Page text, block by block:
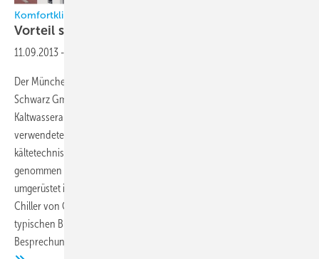
Komfortklimatisierung mit Kältemittel Ammoniak
Vorteil statt
11.09.2013 -
Der Münchener Spezialist für drahtlose Kommunikation Rohde &
Schwarz GmbH & Co. KG entschied sich 2011 für eine erste
Kaltwasseranlage auf Ammoniak-Basis als Ersatz fürbis dato
verwendete R 22-Maschinen. Nach positiven Erfahrungen wurde die
kältetechnische Renovierung eines weiteren Gebäudes in Angriff
genommen und anstatt von Split-Anlagen auf zentrale Klimatisierung
umgerüstet inklusive einiger technischer Raffinessen. Kompakte
Chiller von GEA Refrigeration Technologies sorgen in diesem
typischen Bürogebäude seit letztem Jahr für Kühlung in
Besprechungsräumen und Wärmeabfuhr aus Labor- und Testräumen.